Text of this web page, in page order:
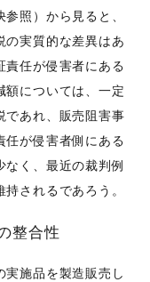
照）から見ると、
の実質的な差異はあ
責任が侵害者にある
額については、一定
であれ、販売阻害事
任が侵害者側にある
く、最近の裁判例
されるであろう。
整合性
施品を製造販売し